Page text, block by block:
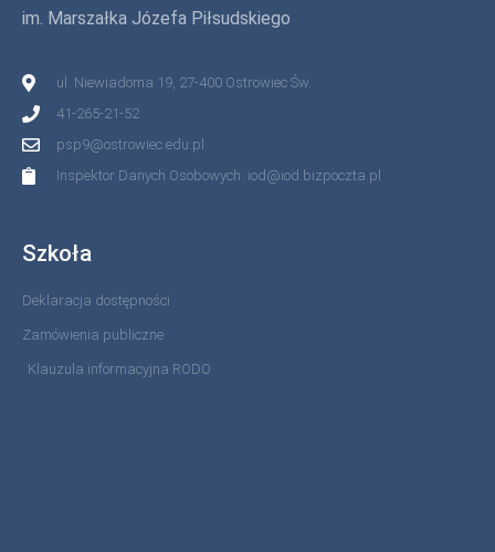
im. Marszałka Józefa Piłsudskiego
ul. Niewiadoma 19, 27-400 Ostrowiec Św.
41-265-21-52
psp9@ostrowiec.edu.pl
Inspektor Danych Osobowych: iod@iod.bizpoczta.pl
Szkoła
Deklaracja dostępności
Zamówienia publiczne
Klauzula informacyjna RODO